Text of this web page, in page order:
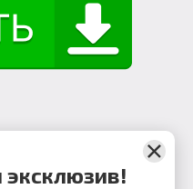
эксклюзив!